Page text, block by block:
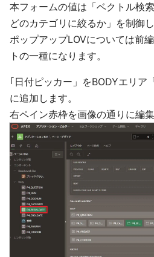
本フォームの値は「ベクトル検
どのカテゴリに絞るか」を制御し
ポップアップLOVについては前
トの一種になります。
｢日付ピッカー」をBODYエリア
に追加します。
右ペイン赤枠を画像の通りに編集